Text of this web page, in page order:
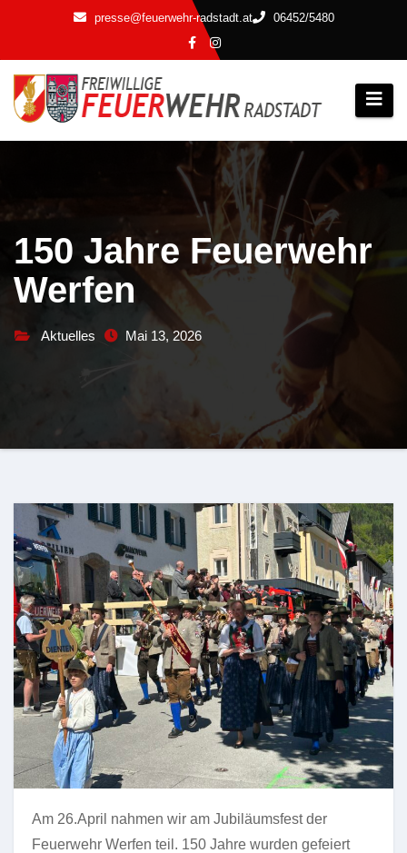
springen
presse@feuerwehr-radstadt.at 06452/5480
150 Jahre Feuerwehr
Werfen
Aktuelles Mai 13, 2026
Am 26.April nahmen wir am Jubiläumsfest der
Feuerwehr Werfen teil. 150 Jahre wurden gefeiert